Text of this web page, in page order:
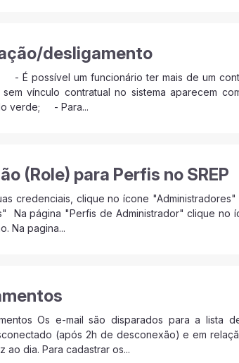
desligamento
É possível um funcionário ter mais de um
vínculo contratual no sistema aparecem
verde; - Para...
(Role) para Perfis no SREP
credenciais, clique no ícone
Na página "Perfis de Administrador" clique
Na pagina...
Os e-mail são disparados para a lista
(após 2h de desconexão) e em
ao dia. Para cadastrar os...